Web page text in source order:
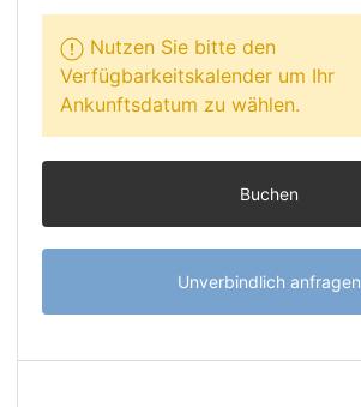
Nutzen Sie bitte den
Verfügbarkeitskalender um Ihr
Ankunftsdatum zu wählen.
Buchen
Unverbindlich anfragen